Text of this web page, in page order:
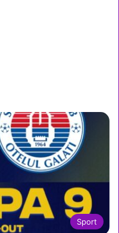
Sport